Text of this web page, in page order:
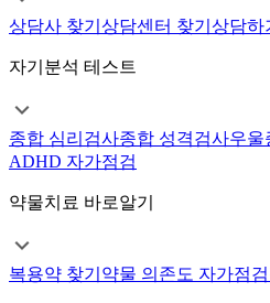
상담사 찾기 상담센터 찾기 상담하
자기분석 테스트
종합 심리검사종합 성격검사우울
ADHD 자가점검
약물치료 바로알기
복용약 찾기 약물 의존도 자가점검